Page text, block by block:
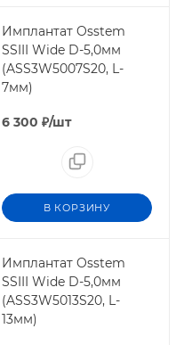
Имплантат Osstem
SSIII Wide D-5,0мм
(ASS3W5007S20, L-
7мм)
6 300 ₽/шт
В КОРЗИНУ
Имплантат Osstem
SSIII Wide D-5,0мм
(ASS3W5013S20, L-
13мм)